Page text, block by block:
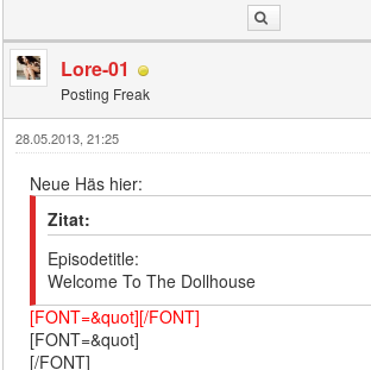
Lore-01
Posting Freak
28.05.2013, 21:25
Neue Häs hier:
Zitat:
Episodetitle:
Welcome To The Dollhouse
[FONT=&quot][/FONT]
[FONT=&quot]
[/FONT]